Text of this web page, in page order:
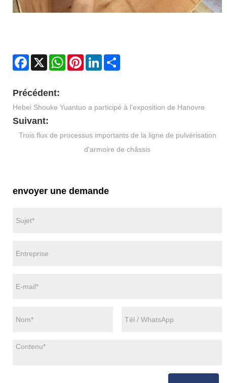
Facebook
X WhatsAppPinterestLinkedIn
Précédent:
Hebei Shouke Yuantuo a participé à l'exposition de Hanovre
Suivant:
Trois flux de processus importants de la ligne de pulvérisation
d'armoire de châssis
envoyer une demande